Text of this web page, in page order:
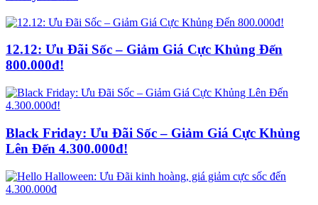
12.12: Ưu Đãi Sốc – Giảm Giá Cực Khủng Đến
800.000đ!
Black Friday: Ưu Đãi Sốc – Giảm Giá Cực Khủng
Lên Đến 4.300.000đ!